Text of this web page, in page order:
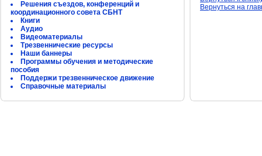
Решения съездов, конференций и
координационного совета СБНТ
Книги
Аудио
Видеоматериалы
Трезвеннические ресурсы
Наши баннеры
Программы обучения и методические
пособия
Поддержи трезвенническое движение
Справочные материалы
Вернуться на